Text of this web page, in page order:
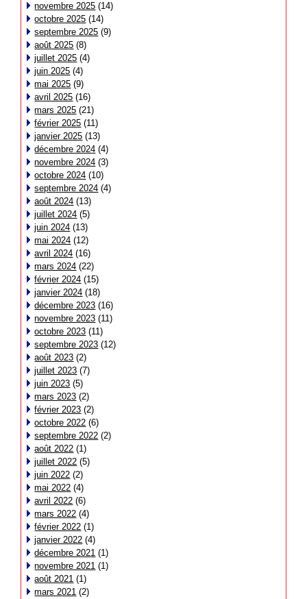
novembre 2025 (14)
octobre 2025 (14)
septembre 2025 (9)
août 2025 (8)
juillet 2025 (4)
juin 2025 (4)
mai 2025 (9)
avril 2025 (16)
mars 2025 (21)
février 2025 (11)
janvier 2025 (13)
décembre 2024 (4)
novembre 2024 (3)
octobre 2024 (10)
septembre 2024 (4)
août 2024 (13)
juillet 2024 (5)
juin 2024 (13)
mai 2024 (12)
avril 2024 (16)
mars 2024 (22)
février 2024 (15)
janvier 2024 (18)
décembre 2023 (16)
novembre 2023 (11)
octobre 2023 (11)
septembre 2023 (12)
août 2023 (2)
juillet 2023 (7)
juin 2023 (5)
mars 2023 (2)
février 2023 (2)
octobre 2022 (6)
septembre 2022 (2)
août 2022 (1)
juillet 2022 (5)
juin 2022 (2)
mai 2022 (4)
avril 2022 (6)
mars 2022 (4)
février 2022 (1)
janvier 2022 (4)
décembre 2021 (1)
novembre 2021 (1)
août 2021 (1)
mars 2021 (2)